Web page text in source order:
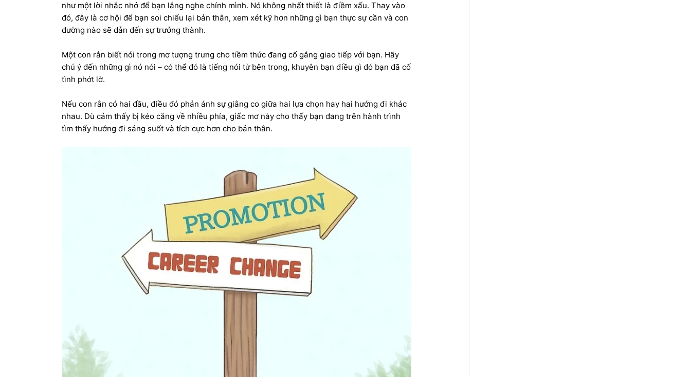
như một lời nhắc nhở để bạn lắng nghe chính mình. Nó không nhất thiết là điềm xấu. Thay vào
đó, đây là cơ hội để bạn soi chiếu lại bản thân, xem xét kỹ hơn những gì bạn thực sự cần và con
đường nào sẽ dẫn đến sự trưởng thành.
Một con rắn biết nói trong mơ tượng trưng cho tiềm thức đang cố gắng giao tiếp với bạn. Hãy
chú ý đến những gì nó nói – có thể đó là tiếng nói từ bên trong, khuyên bạn điều gì đó bạn đã cố
tình phớt lờ.
Nếu con rắn có hai đầu, điều đó phản ánh sự giằng co giữa hai lựa chọn hay hai hướng đi khác
nhau. Dù cảm thấy bị kéo căng về nhiều phía, giấc mơ này cho thấy bạn đang trên hành trình
tìm thấy hướng đi sáng suốt và tích cực hơn cho bản thân.